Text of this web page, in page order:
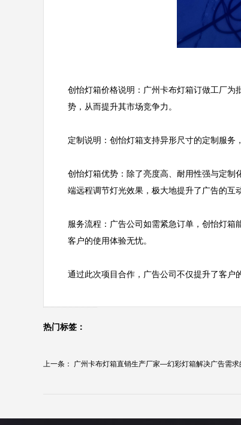
创怡灯箱价格说明：广州卡布灯箱订做工厂
势，从而提升其市场竞争力。
定制说明：创怡灯箱支持异形尺寸的定制服务
创怡灯箱优势：除了亮度高、耐用性强与定制
端远程调节灯光效果，极大地提升了广告的互
服务流程：广告公司如需紧急订单，创怡灯
客户的使用体验无忧。
通过此次项目合作，广告公司不仅提升了客户
热门标签：
上一条： 广州卡布灯箱直销生产厂家—幻彩灯箱解决广告需求